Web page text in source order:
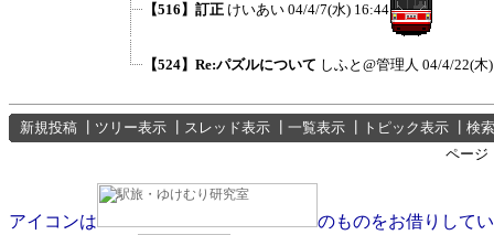
【516】訂正 けいあい 04/4/7(水) 16:44
【524】Re:パズルについて しふと@管理人 04/4/22(木
新規投稿 ツリー表示 スレッド表示 一覧表示 トピック表示
検索
ページ
アイコンは
のものをお借りして